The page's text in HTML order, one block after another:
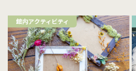
館内アクティビティ